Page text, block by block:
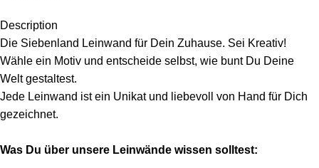
Description
Die Siebenland Leinwand für Dein Zuhause. Sei Kreativ!
Wähle ein Motiv und entscheide selbst, wie bunt Du Deine
Welt gestaltest.
Jede Leinwand ist ein Unikat und liebevoll von Hand für Dich
gezeichnet.
Was Du über unsere Leinwände wissen solltest: